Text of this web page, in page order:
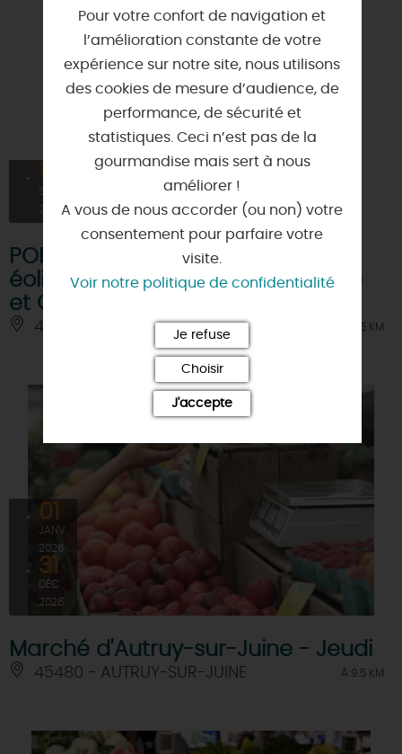
19
SEPT
2026
PORTES OUVERTES - des parcs
éoliens de Charmont-en-Beauce
et Guigneville-Sébouville
45480 - GRENEVILLE-EN-BEAUCE À 6.5 KM
01
JANV
2026
31
DÉC
2026
Marché d'Autruy-sur-Juine - Jeudi
45480 - AUTRUY-SUR-JUINE À 9.5 KM
Pour votre confort de navigation et
l’amélioration constante de votre
expérience sur notre site, nous utilisons
des cookies de mesure d’audience, de
performance, de sécurité et
statistiques. Ceci n’est pas de la
gourmandise mais sert à nous
améliorer !
A vous de nous accorder (ou non) votre
consentement pour parfaire votre
visite.
Voir notre politique de confidentialité
Je refuse
Choisir
J'accepte